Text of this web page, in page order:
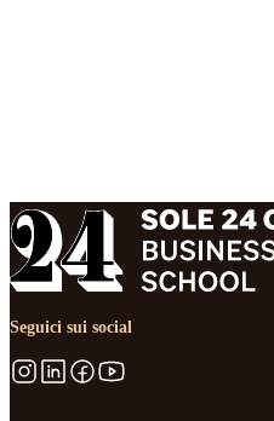
Seguici sui social